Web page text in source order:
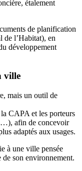
étalement
de planification
de l’Habitat), en
développement
ville
mais un outil de
CAPA et les porteurs
afin de concevoir
adaptés aux usages.
à une ville pensée
de son environnement.